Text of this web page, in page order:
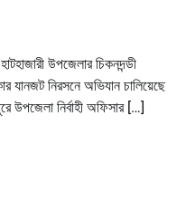
উপজেলার চিকনদন্ডী
যানজট নিরসনে অভিযান চালিয়েছে
উপজেলা নির্বাহী অফিসার […]